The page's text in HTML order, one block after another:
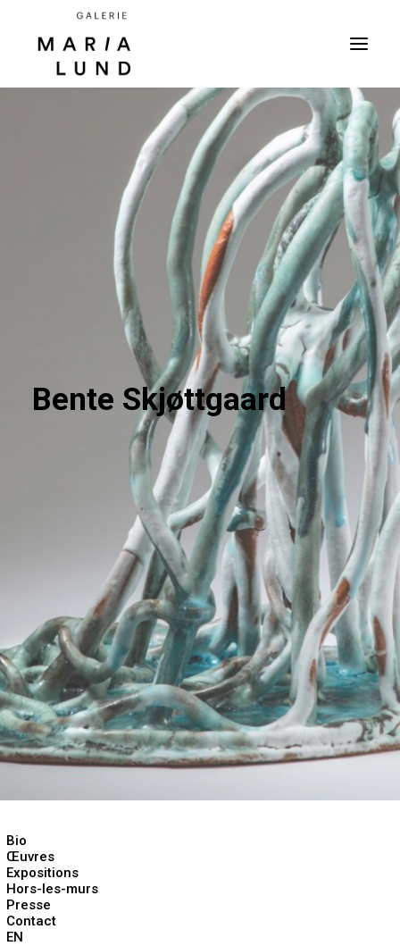
Bente Skjøttgaard
Bio
Œuvres
Expositions
Hors-les-murs
Presse
Contact
EN